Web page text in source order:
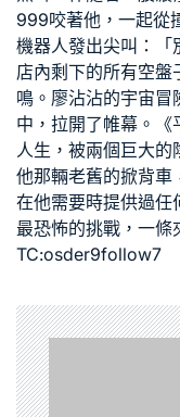
999咬著他，一起從
機器人發出尖叫：「
店內剩下的所有空盤
鳴。廖沾沾的宇宙
中，拉開了帷幕。《
人生，被兩個巨大的
他那輛老舊的掀背車
在他需要時提供過任
最恐怖的挑戰，一
TC:osder9follow7